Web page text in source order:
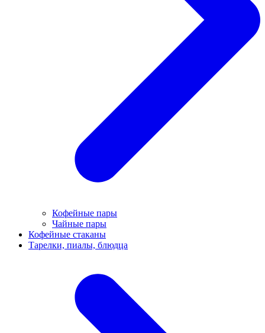
Кофейные пары
Чайные пары
Кофейные стаканы
Тарелки, пиалы, блюдца